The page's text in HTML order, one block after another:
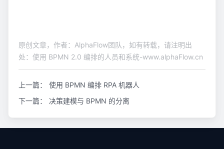
原创文章，作者：AlphaFlow团队，如有转载，请注明出
处：使用 BPMN 2.0 编排的人员和系统-www.alphaFlow.cn
上一篇：
使用 BPMN 编排 RPA 机器人
下一篇：
决策建模与 BPMN 的分离